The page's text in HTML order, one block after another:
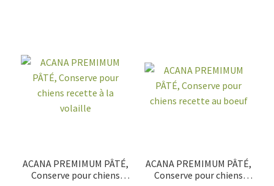
ACANA PREMIMUM PÂTÉ,
Conserve pour chiens
ACANA PREMIMUM PÂTÉ,
Conserve pour chiens